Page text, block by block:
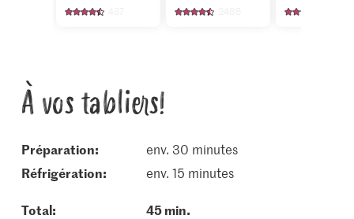
À vos tabliers!
Préparation:
env. 30 minutes
réfrigération:
env. 15 minutes
Total: 45 min.